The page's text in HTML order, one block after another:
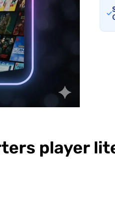
✓
player